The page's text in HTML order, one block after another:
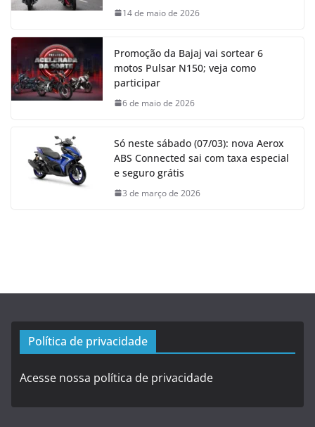
14 de maio de 2026
Promoção da Bajaj vai sortear 6
motos Pulsar N150; veja como
participar
6 de maio de 2026
Só neste sábado (07/03): nova Aerox
ABS Connected sai com taxa especial
e seguro grátis
3 de março de 2026
Política de privacidade
Acesse nossa política de privacidade